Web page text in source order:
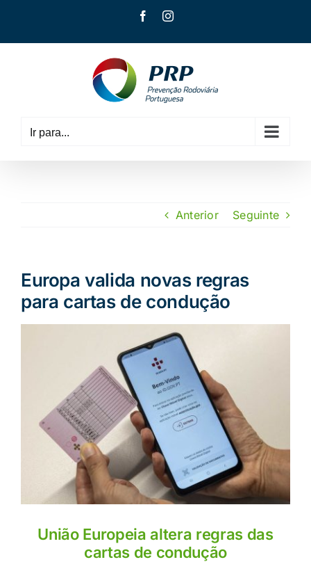
content
FacebookInstagram
Ir para...
Anterior Seguinte
Europa valida novas regras
para cartas de condução
União Europeia altera regras das
cartas de condução